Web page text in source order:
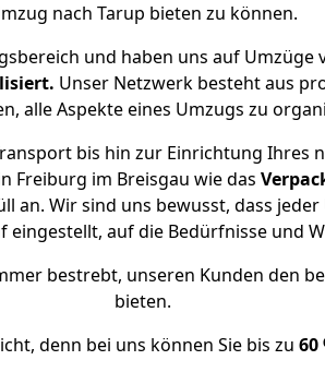
nach Tarup bieten zu können.
und haben uns auf
Unser Netzwerk besteht aus
alle Aspekte eines Umzugs zu
bis hin zur Einrichtung Ihres
Freiburg im Breisgau wie das
an. Wir sind uns bewusst, dass
auf die Bedürfnisse und
bestrebt, unseren Kunden den
bieten.
denn bei uns können Sie bis zu 60